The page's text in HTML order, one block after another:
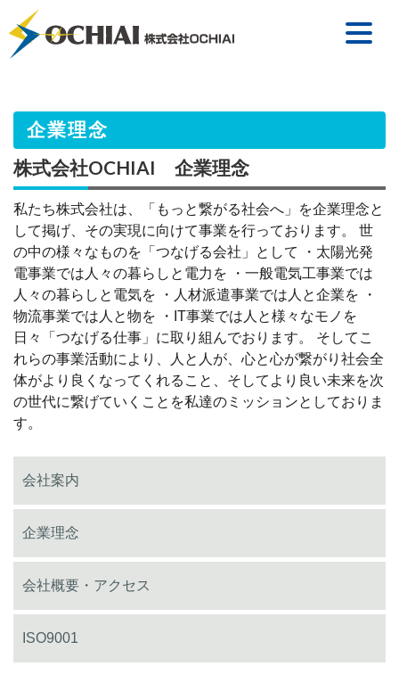
企業理念
株式会社OCHIAI 企業理念
私たち株式会社は、「もっと繋がる社会へ」を企業理念と
して掲げ、その実現に向けて事業を行っております。 世
の中の様々なものを「つなげる会社」として ・太陽光発
電事業では人々の暮らしと電力を ・一般電気工事業では
人々の暮らしと電気を ・人材派遣事業では人と企業を ・
物流事業では人と物を ・IT事業では人と様々なモノを
日々「つなげる仕事」に取り組んでおります。 そしてこ
れらの事業活動により、人と人が、心と心が繋がり社会全
体がより良くなってくれること、そしてより良い未来を次
の世代に繋げていくことを私達のミッションとしておりま
す。
会社案内
企業理念
会社概要・アクセス
ISO9001